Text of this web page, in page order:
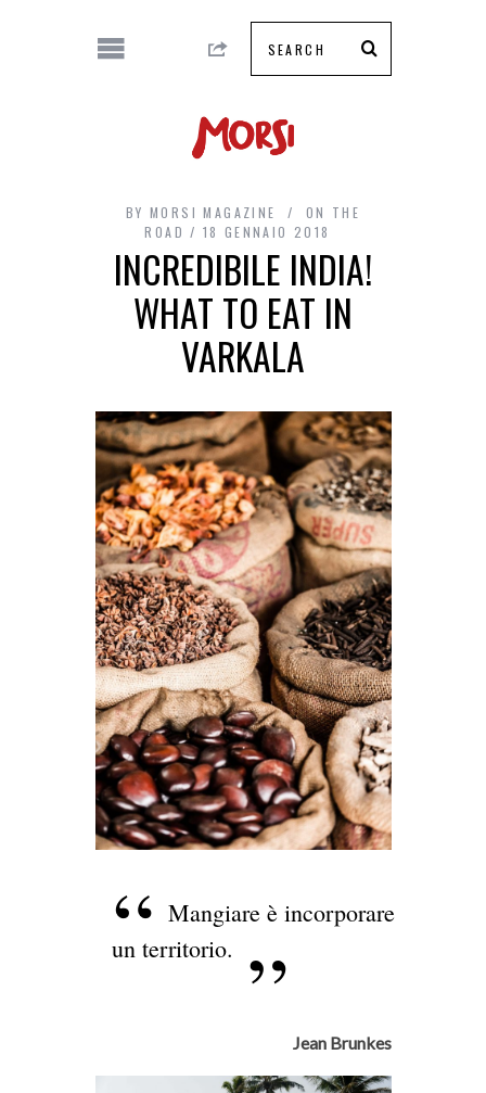
BY MORSI MAGAZINE
ON THE
ROAD
18 GENNAIO 2018
INCREDIBILE INDIA!
WHAT TO EAT IN
VARKALA
Mangiare è incorporare
un territorio.
Jean Brunkes